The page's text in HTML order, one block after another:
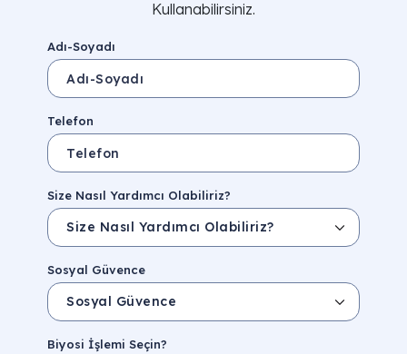
Kullanabilirsiniz.
Adı-Soyadı
Telefon
Size Nasıl Yardımcı Olabiliriz?
Sosyal Güvence
Biyosi İşlemi Seçin?